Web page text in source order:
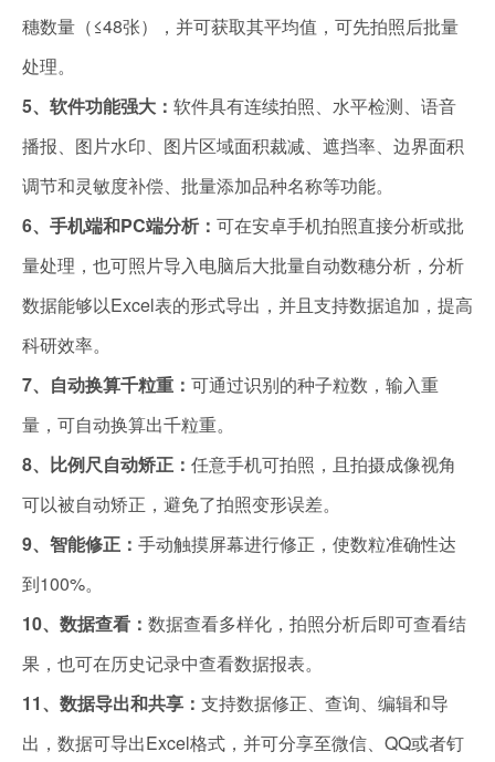
穗数量（≤48张），并可获取其平均值，可先拍照后批量
处理。
5、软件功能强大： 软件具有连续拍照、水平检测、语音
播报、图片水印、图片区域面积裁减、遮挡率、边界面积
调节和灵敏度补偿、批量添加品种名称等功能。
6、手机端和PC端分析： 可在安卓手机拍照直接分析或批
量处理，也可照片导入电脑后大批量自动数穗分析，分析
数据能够以Excel表的形式导出，并且支持数据追加，提高
科研效率。
7、自动换算千粒重： 可通过识别的种子粒数，输入重
量，可自动换算出千粒重。
8、比例尺自动矫正： 任意手机可拍照，且拍摄成像视角
可以被自动矫正，避免了拍照变形误差。
9、智能修正： 手动触摸屏幕进行修正，使数粒准确性达
到100%。
10、数据查看： 数据查看多样化，拍照分析后即可查看结
果，也可在历史记录中查看数据报表。
11、数据导出和共享： 支持数据修正、查询、编辑和导
出，数据可导出Excel格式，并可分享至微信、QQ或者钉